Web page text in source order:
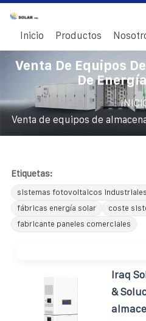
Inicio Productos
Venta De Equipos
De
Venta de equipos de
Etiquetas:
sistemas fotovoltaicos industriales
fábricas energía solar
coste
fabricante paneles comerciales
Iraq
&